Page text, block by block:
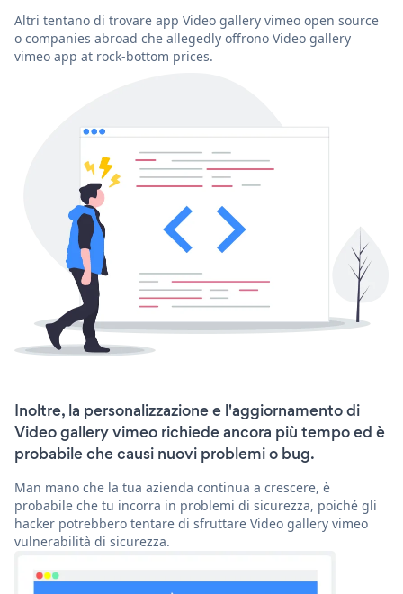
Altri tentano di trovare app Video gallery vimeo open source
o companies abroad che allegedly offrono Video gallery
vimeo app at rock-bottom prices.
Inoltre, la personalizzazione e l'aggiornamento di
Video gallery vimeo richiede ancora più tempo ed è
probabile che causi nuovi problemi o bug.
Man mano che la tua azienda continua a crescere, è
probabile che tu incorra in problemi di sicurezza, poiché gli
hacker potrebbero tentare di sfruttare Video gallery vimeo
vulnerabilità di sicurezza.